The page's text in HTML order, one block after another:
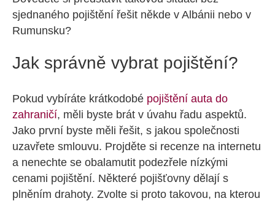
sjednaného pojištění řešit někde v Albánii nebo v
Rumunsku?
Jak správně vybrat pojištění?
Pokud vybíráte krátkodobé pojištění auta do
zahraničí, měli byste brát v úvahu řadu aspektů.
Jako první byste měli řešit, s jakou společnosti
uzavřete smlouvu. Projděte si recenze na internetu
a nenechte se obalamutit podezřele nízkými
cenami pojištění. Některé pojišťovny dělají s
plněním drahoty. Zvolte si proto takovou, na kterou